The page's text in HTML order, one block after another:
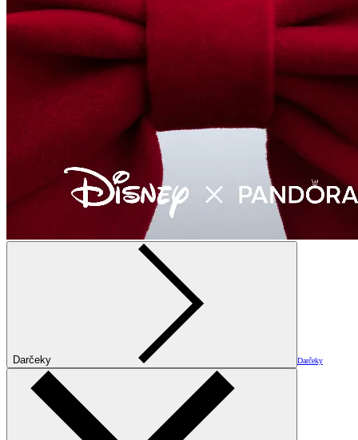
Darčeky Darčeky